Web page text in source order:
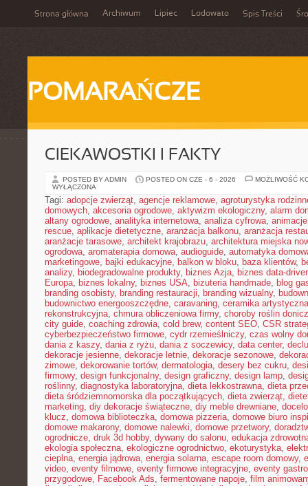
Strona główna Archiwum Lipiec Lodowato Spis Treści
POMARAŃCZE
CIEKAWOSTKI I FAKTY
POSTED BY ADMIN POSTED ON CZE - 6 - 2026
MOŻLIWOŚĆ
WYŁĄCZONA
Tagi: adopcje zwierząt, agencje reklamowe, agroturystyka
domowych, akcesoria ogrodowe, aktywizm ekologiczny, alarm
altany ogrodowe, analityka internetowa, analiza cyfrowa,
rescue, aplikacje dietetyczne, aranżacja balkonu, aranżacja
aranżacje tarasowe, architekt krajobrazu, architektura miejska
ogrodowa, aromaterapia domowa, audioguide, automatyka
marketingowe, bajki edukacyjne, balkon w bloku, baza klientów,
analizy, biodegradowalne produkty, biznes Azja, biznes data-
Europa, biznes lokalny, biznes USA, bizuteria handmade, blog
branding osobisty, branding restauracji, branding wizualny,
budownictwo energooszczędne, caravaning, ceramika artystyczna
rekonstrukcyjna, chmura obliczeniowa firmy, choroby roślin
city guide, coaching zdrowia, cold brew, content SEO, CSR
cyberbezpieczeństwo firmowe, cydr rzemieślniczy, czas wolny
dania z kaszy, dania z ryżu, dania z soczewicy, data center,
dekoracje jesienne, dekoracje letnie, dekoracje sezonowe,
zimowe, dekorowanie tortów, dermatologia, desery bez cukru,
firmowy, design funkcjonalny, design graficzny, design lamp,
roślinny, diagnostyka laboratoryjna, dieta lekkostrawna, dieta
dieta śródziemnomorska dla początkujących, dieta zwierząt,
marketing, diy dekoracje świąteczne, diy meble drewniane,
klucz, domowa biblioteczka, domowa pizzeria, domowe biuro
domowe makarony, domowe nalewki, domowe przetwory,
ogrodnicze, druk 3d hobby, dywany do salonu, edukacja
ekologia społeczna, ekologiczne ogrodnictwo, ekoturystyka,
cieplna, energia jądrowa, energia solarna, escape room domowy,
video, eventy filmowe, eventy firmowe integracyjne, eventy
przygodowe, Facebook Ads, fermentowane napoje, film